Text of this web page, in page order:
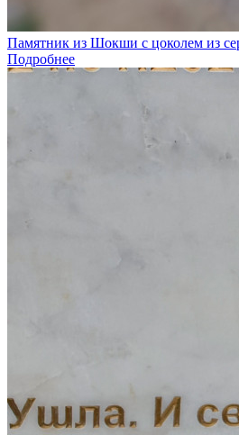
Памятник из Шокши с цоколем из
Подробнее